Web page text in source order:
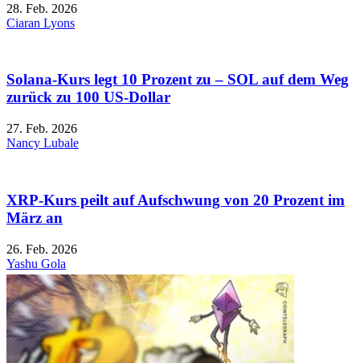
28. Feb. 2026
Ciaran Lyons
Solana-Kurs legt 10 Prozent zu – SOL auf dem Weg
zurück zu 100 US-Dollar
27. Feb. 2026
Nancy Lubale
XRP-Kurs peilt auf Aufschwung von 20 Prozent im
März an
26. Feb. 2026
Yashu Gola